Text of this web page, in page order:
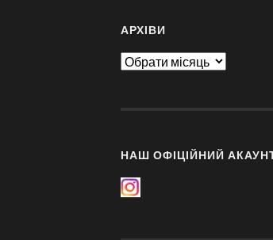
АРХІВИ
Архіви
НАШ ОФІЦІЙНИЙ АКАУНТ